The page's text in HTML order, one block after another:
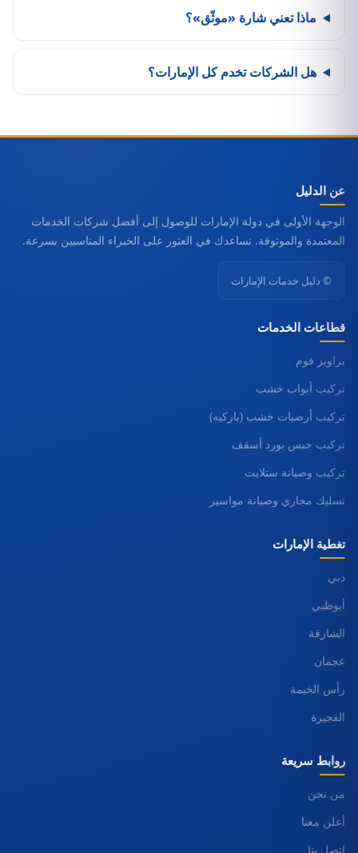
ماذا تعني شارة «موثّق»؟
هل الشركات تخدم كل الإمارات؟
عن الدليل
الوجهة الأولى في دولة الإمارات للوصول إلى أفضل شركات الخدمات
المعتمدة والموثوقة. نساعدك في العثور على الخبراء المناسبين بسرعة.
© دليل خدمات الإمارات
قطاعات الخدمات
براويز فوم
تركيب أبواب خشب
تركيب أرضيات خشب (باركيه)
تركيب جبس بورد أسقف
تركيب وصيانة ستلايت
تسليك مجاري وصيانة مواسير
تغطية الإمارات
دبي
أبوظبي
الشارقة
عجمان
رأس الخيمة
الفجيرة
روابط سريعة
من نحن
أعلن معنا
اتصل بنا